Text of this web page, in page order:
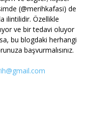
(@merihkafasi) de
ilintilidir. Özellikle
ve bir tedavi oluyor
bu blogdaki herhangi
başvurmalısınız.